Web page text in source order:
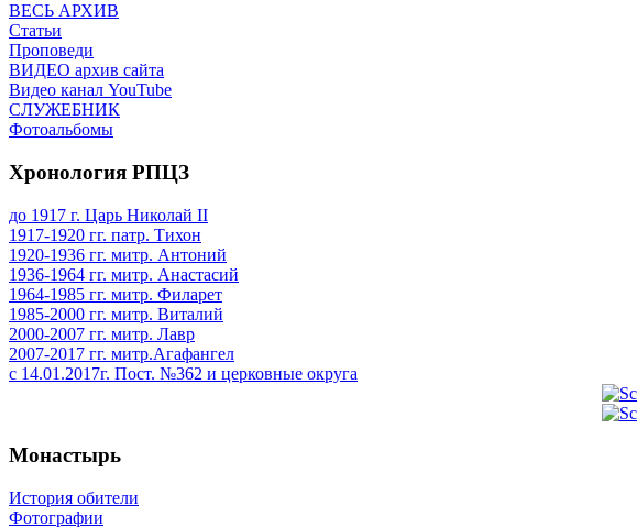
ВЕСЬ АРХИВ
Статьи
Проповеди
ВИДЕО архив сайта
Видео канал YouTube
СЛУЖЕБНИК
Фотоальбомы
Хронология РПЦЗ
до 1917 г. Царь Николай II
1917-1920 гг. патр. Тихон
1920-1936 гг. митр. Антоний
1936-1964 гг. митр. Анастасий
1964-1985 гг. митр. Филарет
1985-2000 гг. митр. Виталий
2000-2007 гг. митр. Лавр
2007-2017 гг. митр.Агафангел
с 14.01.2017г. Пост. №362 и церковные округа
Монастырь
История обители
Фотографии